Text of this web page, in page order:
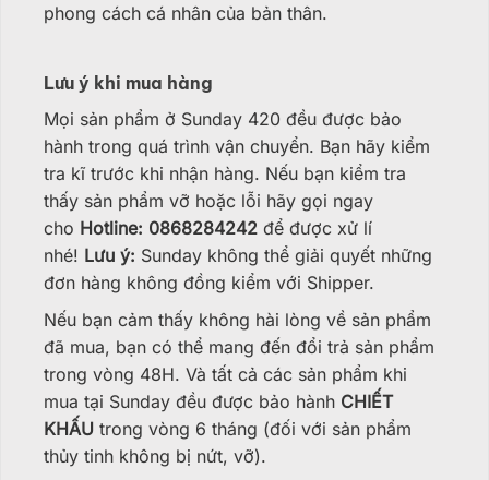
phong cách cá nhân của bản thân.
Lưu ý khi mua hàng
Mọi sản phẩm ở Sunday 420 đều được bảo
hành trong quá trình vận chuyển. Bạn hãy kiểm
tra kĩ trước khi nhận hàng. Nếu bạn kiểm tra
thấy sản phẩm vỡ hoặc lỗi hãy gọi ngay
cho Hotline: 0868284242 để được xử lí
nhé! Lưu ý: Sunday không thể giải quyết những
đơn hàng không đồng kiểm với Shipper.
Nếu bạn cảm thấy không hài lòng về sản phẩm
đã mua, bạn có thể mang đến đổi trả sản phẩm
trong vòng 48H. Và tất cả các sản phẩm khi
mua tại Sunday đều được bảo hành CHIẾT
KHẤU trong vòng 6 tháng (đối với sản phẩm
thủy tinh không bị nứt, vỡ).